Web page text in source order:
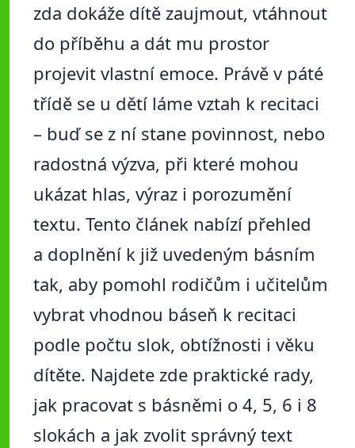
zda dokáže dítě zaujmout, vtáhnout
do příběhu a dát mu prostor
projevit vlastní emoce. Právě v páté
třídě se u dětí láme vztah k recitaci
– buď se z ní stane povinnost, nebo
radostná výzva, při které mohou
ukázat hlas, výraz i porozumění
textu. Tento článek nabízí přehled
a doplnění k již uvedeným básním
tak, aby pomohl rodičům i učitelům
vybrat vhodnou báseň k recitaci
podle počtu slok, obtížnosti i věku
dítěte. Najdete zde praktické rady,
jak pracovat s básněmi o 4, 5, 6 i 8
slokách a jak zvolit správný text